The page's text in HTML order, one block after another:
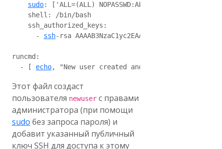
sudo: ['ALL=(ALL) NOPASSWD:ALL']
    shell: /bin/bash
    ssh_authorized_keys:
      -
ssh-rsa
runcmd:
  - [
echo
Этот файл создаст
пользователя newuser с правами
администратора (при помощи
sudo без запроса пароля) и
добавит указанный публичный
ключ SSH для доступа к этому